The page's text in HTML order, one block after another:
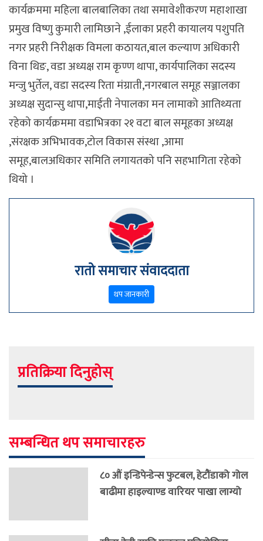
कार्यक्रममा महिला बालबालिका तथा समावेशीकरण महाशाखा
प्रमुख विष्णु कुमारी लामिछाने ,ईलाका प्रहरी कायालय पशुपति
नगर प्रहरी निरीक्षक विमला कठायत,बाल कल्याण अधिकारी
विना थिङ, वडा अध्यक्ष राम कृण्ण थापा, कार्यपालिका सदस्य
मन्जु भुर्तेल, वडा सदस्य रिता मंग्राती,नगरबाल समूह सञ्जालका
अध्यक्ष सुदान्सु थापा,माईती नेपालका मन लामाको आतिथ्यता
रहेको कार्यक्रममा वडाभित्रका २१ वटा बाल समूहका अध्यक्ष
,संरक्षक अभिभावक,टोल विकास संस्था ,आमा
समूह,बालअधिकार समिति लगायतको पनि सहभागिता रहेको
थियो ।
रातो समाचार संवाददाता
थप जानकारी
प्रतिक्रिया दिनुहोस्
सम्बन्धित थप समाचारहरु
८० औं इन्डिपेन्डेन्स फुटबल, हेटौंडाको गोल
बाढीमा हाइल्याण्ड वारियर पाखा लाग्यो